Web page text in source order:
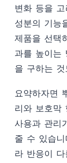
변화 등을
성분의 기능
제품을 선택
과를 높이는
을 구하는
요약하자면
리와 보호막
사용과 관리
줄 수 있습
라 반응이